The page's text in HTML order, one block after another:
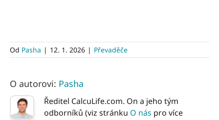
Od Pasha | 12. 1. 2026 | Převaděče
O autorovi: Pasha
Ředitel CalcuLife.com. On a jeho tým
odborníků (viz stránku O nás pro více